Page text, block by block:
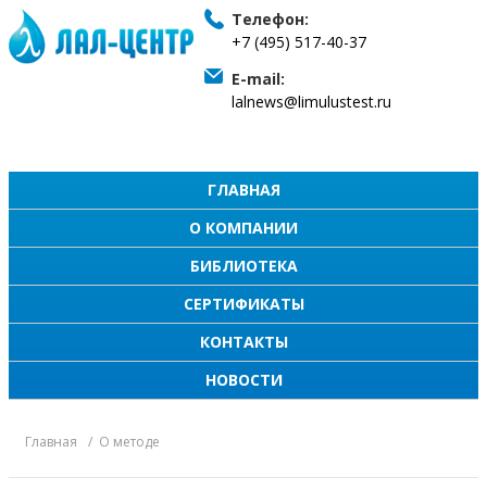
Телефон:
+7 (495) 517-40-37
E-mail:
lalnews@limulustest.ru
ГЛАВНАЯ
О КОМПАНИИ
БИБЛИОТЕКА
СЕРТИФИКАТЫ
КОНТАКТЫ
НОВОСТИ
Главная О методе